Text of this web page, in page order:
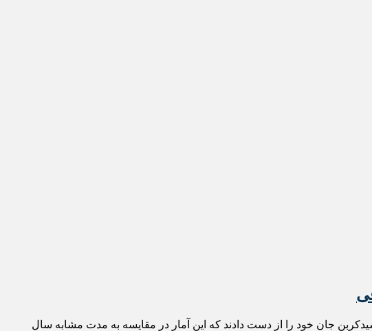
18 نفر دراستان براثرمسمومیت با گاز مونوکسیدکربن جان خود را از دست دادند که این آمار در مقایسه به مدت مشابه سال